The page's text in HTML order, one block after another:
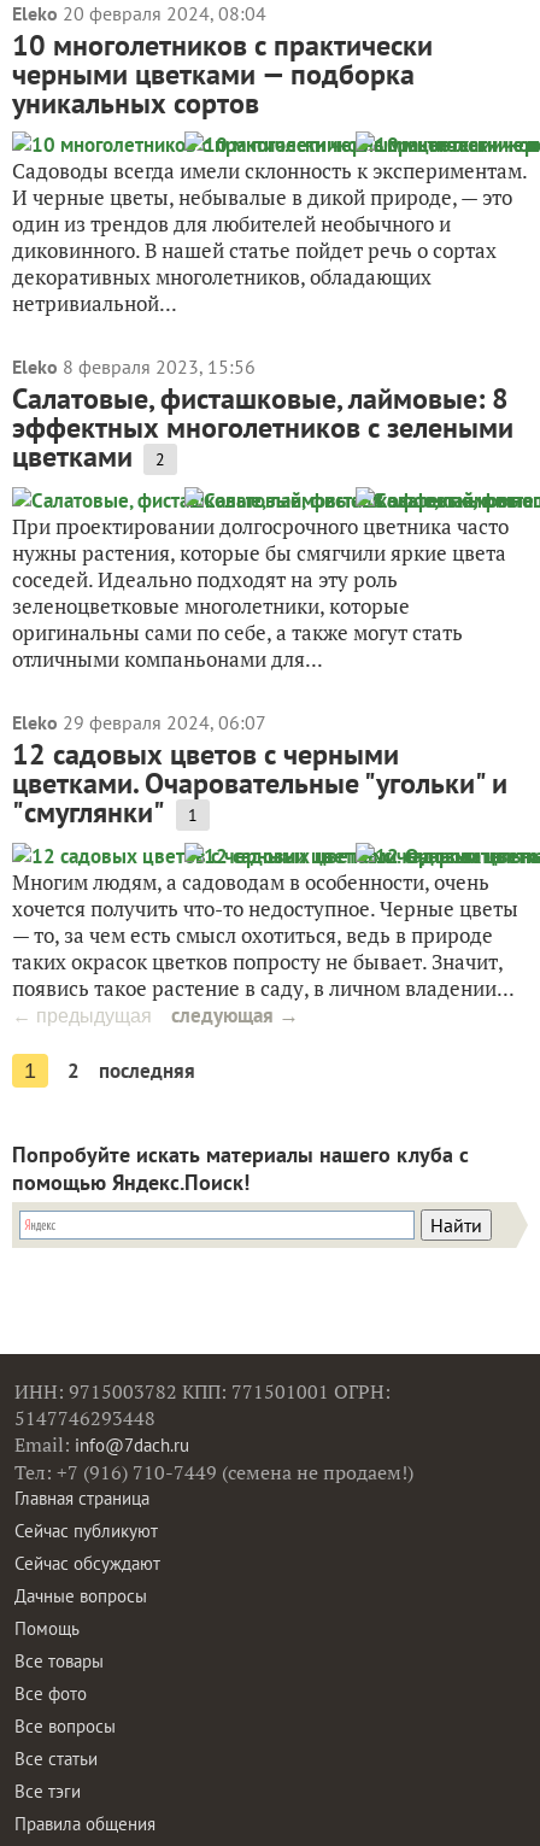
Eleko 20 февраля 2024, 08:04
10 многолетников с практически
черными цветками — подборка
уникальных сортов
Садоводы всегда имели склонность к экспериментам.
И черные цветы, небывалые в дикой природе, — это
один из трендов для любителей необычного и
диковинного. В нашей статье пойдет речь о сортах
декоративных многолетников, обладающих
нетривиальной...
Eleko 8 февраля 2023, 15:56
Салатовые, фисташковые, лаймовые: 8
эффектных многолетников с зелеными
цветками 2
При проектировании долгосрочного цветника часто
нужны растения, которые бы смягчили яркие цвета
соседей. Идеально подходят на эту роль
зеленоцветковые многолетники, которые
оригинальны сами по себе, а также могут стать
отличными компаньонами для...
Eleko 29 февраля 2024, 06:07
12 садовых цветов с черными
цветками. Очаровательные "угольки" и
"смуглянки" 1
Многим людям, а садоводам в особенности, очень
хочется получить что-то недоступное. Черные цветы
— то, за чем есть смысл охотиться, ведь в природе
таких окрасок цветков попросту не бывает. Значит,
появись такое растение в саду, в личном владении...
← предыдущая следующая →
1 2 последняя
Попробуйте искать материалы нашего клуба с
помощью Яндекс.Поиск!
ИНН: 9715003782 КПП: 771501001 ОГРН:
5147746293448
Email: info@7dach.ru
Тел: +7 (916) 710-7449 (семена не продаем!)
Главная страница
Сейчас публикуют
Сейчас обсуждают
Дачные вопросы
Помощь
Все товары
Все фото
Все вопросы
Все статьи
Все тэги
Правила общения